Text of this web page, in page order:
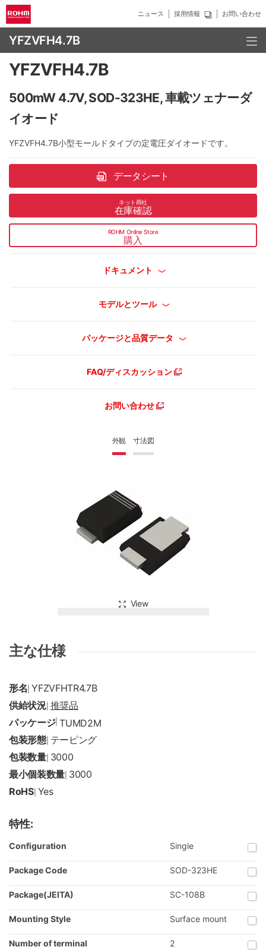
ニュース 採用情報 お問い合わせ
YFZVFH4.7B
外観 寸法図
View
YFZVFH4.7B
500mW 4.7V, SOD-323HE, 車載ツェナーダ
イオード
YFZVFH4.7B小型モールドタイプの定電圧ダイオードです。
データシート
ネット商社
在庫確認
ROHM Online Store
購入
ドキュメント
モデルとツール
パッケージと品質データ
FAQ/ディスカッション
お問い合わせ
主な仕様
形名 YFZVFHTR4.7B
供給状況| 推奨品
パッケージ|TUMD2M
包装形態| テーピング
包装数量| 3000
最小個装数量 3000
RoHS| Yes
特性:
Configuration Single
Package Code SOD-323HE
Package(JEITA) SC-108B
Mounting Style Surface mount
Number of terminal 2